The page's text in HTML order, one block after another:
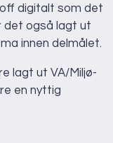
digitalt som det
det også lagt ut
innen delmålet.
lagt ut VA/Miljø-
en nyttig